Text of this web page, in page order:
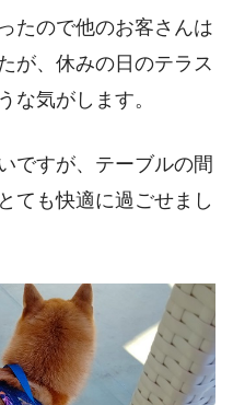
たので他のお客さんは
が、休みの日のテラス
な気がします。
ですが、テーブルの間
ても快適に過ごせまし